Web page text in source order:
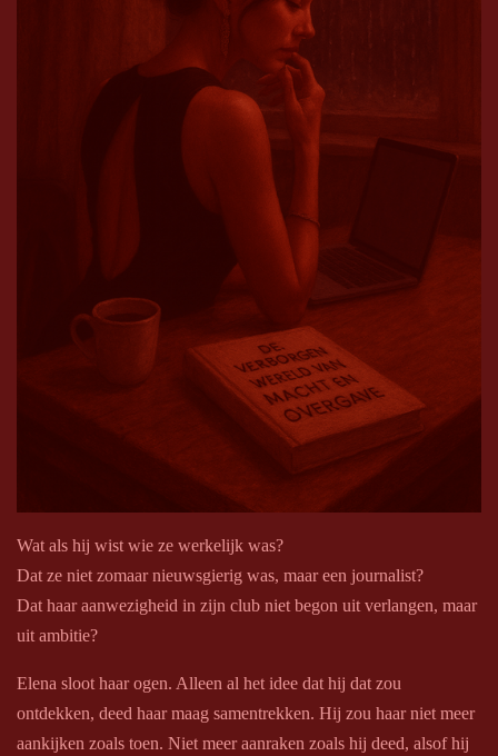
Wat als hij wist wie ze werkelijk was?
Dat ze niet zomaar nieuwsgierig was, maar een journalist?
Dat haar aanwezigheid in zijn club niet begon uit verlangen, maar
uit ambitie?
Elena sloot haar ogen. Alleen al het idee dat hij dat zou
ontdekken, deed haar maag samentrekken. Hij zou haar niet meer
aankijken zoals toen. Niet meer aanraken zoals hij deed, alsof hij